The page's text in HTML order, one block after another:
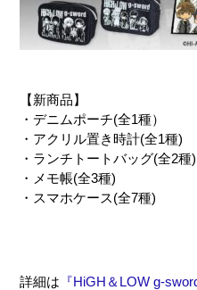
【新商品】
・デニムポーチ(全1種）
・アクリル置き時計(全1種)
・ランチトートバッグ(全2種)
・メモ帳(全3種)
・スマホケース(全7種)
詳細は 『HiGH＆LOW g-